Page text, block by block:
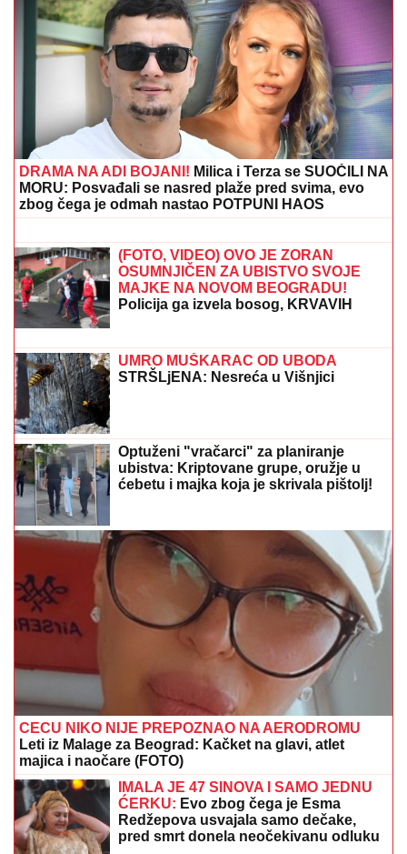
BOGATI PEKAR MUČEN I UBIJEN! U"Blicu uživo"
istražujemo ko ga je tipovao pre zverskog zločina
"Delije" u transu: Zvzedin duo u vrhu
Evrope, biće još bolji, svi ih se već
plaše!
NINA BADRIĆ SE SLIKA U KUPAĆEM
NA STENAMA Napunila 54 godine i
mami poglede na čuvenom ostrvu
Sad čeka s ljubavnicom dete! Voditeljka bez dlake na
jeziku raskrinkala Gačića pred kamerama: "Čim je
ostavio porodicu, javno je priznao..."
procurile informacije koje su uzdrmale
republikance
Pevačica deci ništa nije ostavila od
imovine, u testamentu pisalo da je sve
dodelila državi: "Ispunila je svoje